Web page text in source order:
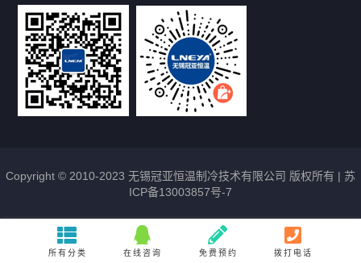
Copyright © 2010-2023 无锡冠亚恒温制冷技术有限公司 版权所有 | 苏
ICP备13003857号-7
所有分类 在线咨询 免费预约 拨打电话